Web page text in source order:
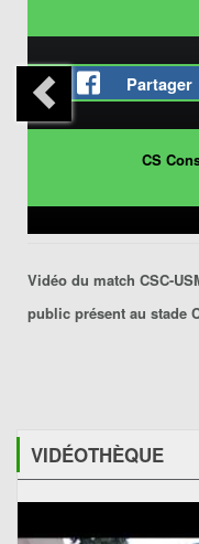
Partager
CS
Vidéo du match CSC-
public présent au stade
VIDÉOTHÈQUE